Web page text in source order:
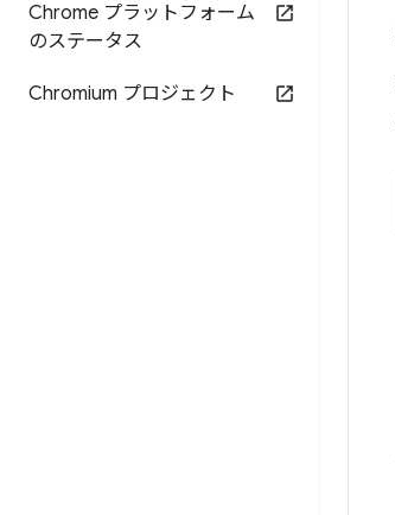
Chrome プラットフォーム
のステータス
Chromium プロジェクト